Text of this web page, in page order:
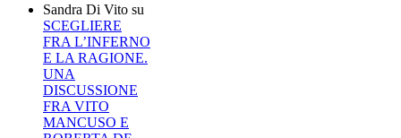
Sandra Di Vito su
SCEGLIERE
FRA L’INFERNO
E LA RAGIONE.
UNA
DISCUSSIONE
FRA VITO
MANCUSO E